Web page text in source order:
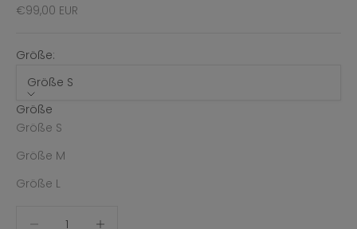
Angebot
€99,00 EUR
Größe:
Größe S
Größe
Größe S
Größe M
Größe L